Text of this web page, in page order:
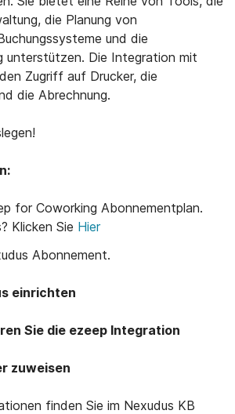
die Planung von
und die
unterstützen. Die Integration mit
Zugriff auf Drucker, die
die Abrechnung.
for Coworking Abonnementplan.
Klicken Sie Hier
Abonnement.
einrichten
Sie die ezeep Integration
zuweisen
finden Sie im Nexudus KB